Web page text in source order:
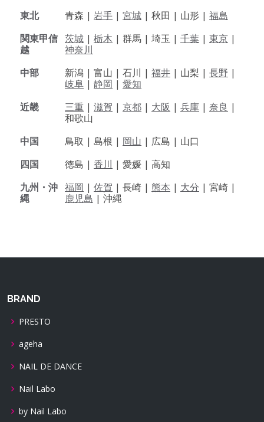
東北
青森 | 岩手 | 宮城 | 秋田 | 山形 | 福島
関東甲信
越
茨城 | 栃木 | 群馬 | 埼玉 | 千葉 | 東京 |
神奈川
中部
新潟 | 富山 | 石川 | 福井 | 山梨 | 長野 |
岐阜 | 静岡 | 愛知
近畿
三重 | 滋賀 | 京都 | 大阪 | 兵庫 | 奈良 |
和歌山
中国
鳥取 | 島根 | 岡山 | 広島 | 山口
四国
徳島 | 香川 | 愛媛 | 高知
九州・沖
縄
福岡 | 佐賀 | 長崎 | 熊本 | 大分 | 宮崎 |
鹿児島 | 沖縄
BRAND
PRESTO
ageha
NAIL DE DANCE
Nail Labo
by Nail Labo